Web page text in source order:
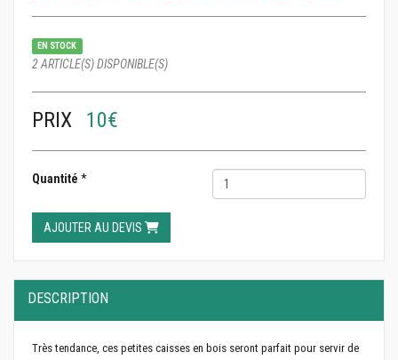
EN STOCK
2 ARTICLE(S) DISPONIBLE(S)
PRIX 10€
Quantité *
AJOUTER AU DEVIS
DESCRIPTION
Très tendance, ces petites caisses en bois seront parfait pour servir de